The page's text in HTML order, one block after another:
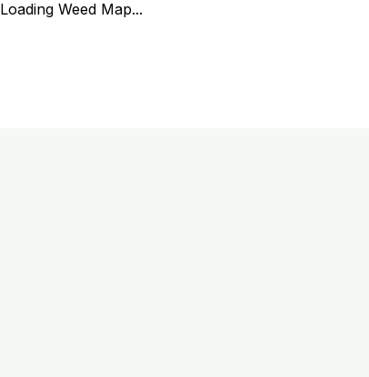
Loading Weed Map...